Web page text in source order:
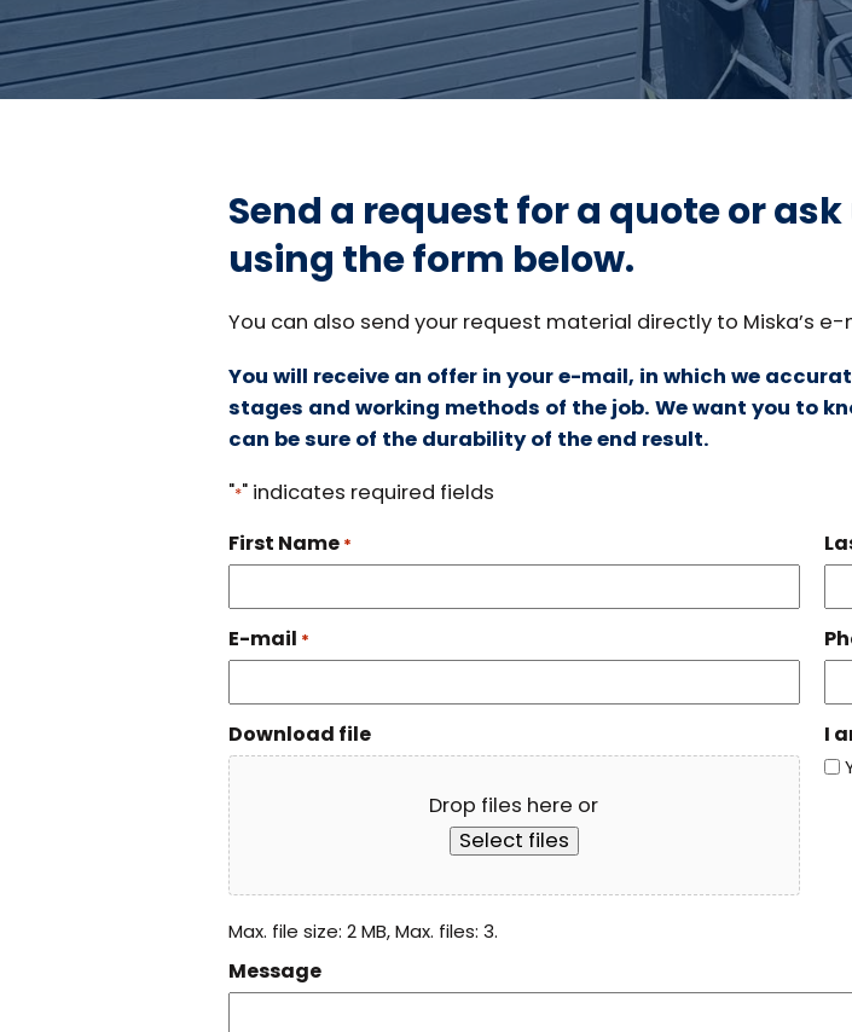
Send a request for a quote or
using the form below.
You can also send your request material directly to Miska’s e-
You will receive an offer in your e-mail, in which we
stages and working methods of the job. We want you to
can be sure of the durability of the end result.
"*" indicates required fields
First Name *
E-mail *
Download file
Drop files here or
Select files
Max. file size: 2 MB, Max. files: 3.
I
Message